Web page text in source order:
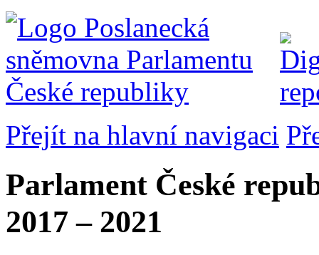
Přejít na hlavní navigaci
Parlament České
2017 – 2021